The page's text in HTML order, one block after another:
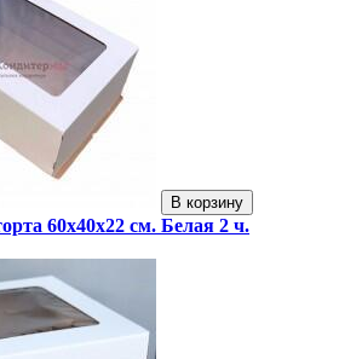
В корзину
60х40х22 см. Белая 2 ч.